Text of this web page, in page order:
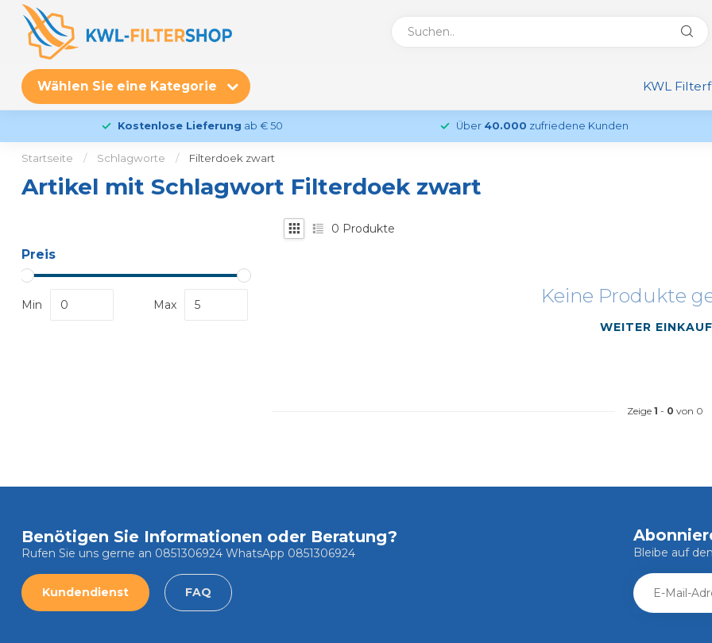
Wählen Sie eine Kategorie KWL
Kostenlose Lieferung ab € 50 Über 40.000 zufriedene Kunden
Startseite / Schlagworte / Filterdoek zwart
Artikel mit Schlagwort Filterdoek zwart
Preis
Min Max
0 Produkte
Keine Produkte
WEITER
Zeige 1 - 0 von 0
Benötigen Sie Informationen oder Beratung?
Rufen Sie uns gerne an 0851306924 WhatsApp 0851306924
Kundendienst FAQ
Bleibe auf